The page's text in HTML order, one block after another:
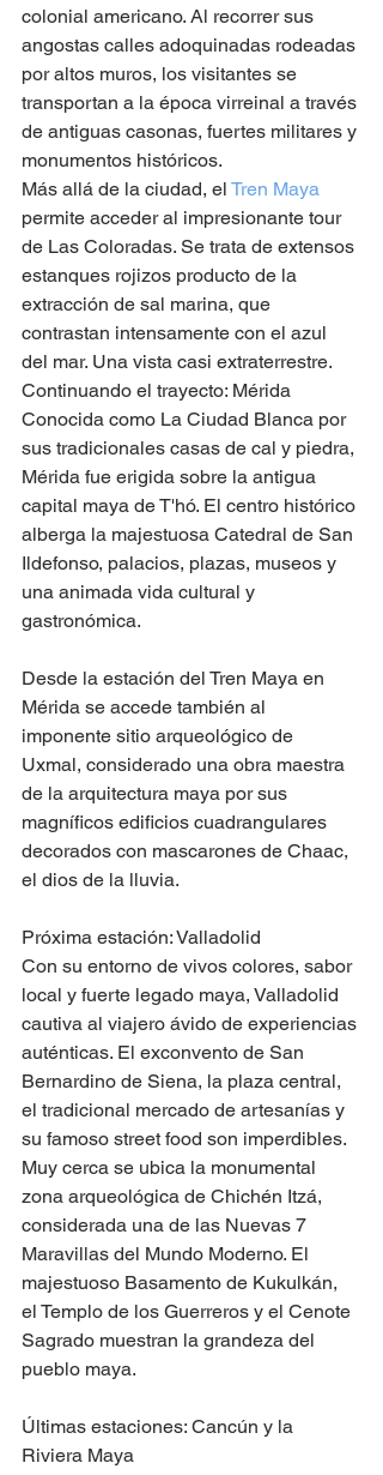
colonial americano. Al recorrer sus
angostas calles adoquinadas rodeadas
por altos muros, los visitantes se
transportan a la época virreinal a través
de antiguas casonas, fuertes militares y
monumentos históricos.
Más allá de la ciudad, el Tren Maya
permite acceder al impresionante tour
de Las Coloradas. Se trata de extensos
estanques rojizos producto de la
extracción de sal marina, que
contrastan intensamente con el azul
del mar. Una vista casi extraterrestre.
Continuando el trayecto: Mérida
Conocida como La Ciudad Blanca por
sus tradicionales casas de cal y piedra,
Mérida fue erigida sobre la antigua
capital maya de T'hó. El centro histórico
alberga la majestuosa Catedral de San
Ildefonso, palacios, plazas, museos y
una animada vida cultural y
gastronómica.
Desde la estación del Tren Maya en
Mérida se accede también al
imponente sitio arqueológico de
Uxmal, considerado una obra maestra
de la arquitectura maya por sus
magníficos edificios cuadrangulares
decorados con mascarones de Chaac,
el dios de la lluvia.
Próxima estación: Valladolid
Con su entorno de vivos colores, sabor
local y fuerte legado maya, Valladolid
cautiva al viajero ávido de experiencias
auténticas. El exconvento de San
Bernardino de Siena, la plaza central,
el tradicional mercado de artesanías y
su famoso street food son imperdibles.
Muy cerca se ubica la monumental
zona arqueológica de Chichén Itzá,
considerada una de las Nuevas 7
Maravillas del Mundo Moderno. El
majestuoso Basamento de Kukulkán,
el Templo de los Guerreros y el Cenote
Sagrado muestran la grandeza del
pueblo maya.
Últimas estaciones: Cancún y la
Riviera Maya